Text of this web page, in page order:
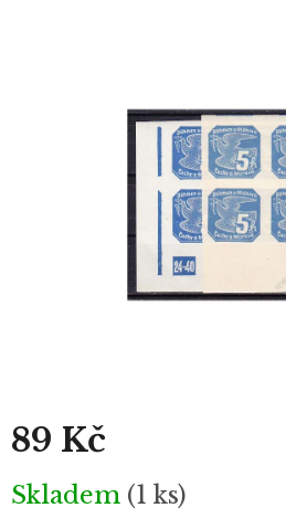
89 Kč
Měrná
cena:
Skladem (1 ks)